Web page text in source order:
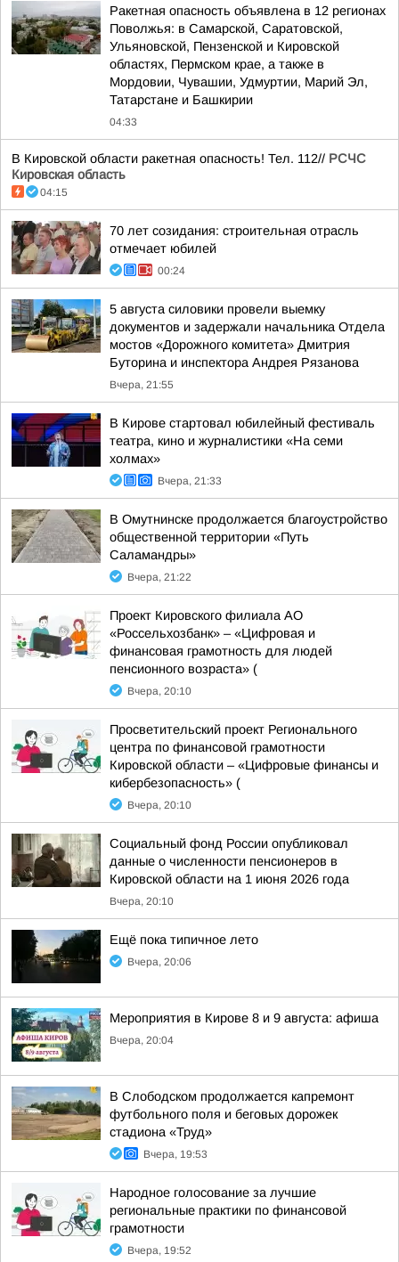
Ракетная опасность объявлена в 12 регионах
Поволжья: в Самарской, Саратовской,
Ульяновской, Пензенской и Кировской
областях, Пермском крае, а также в
Мордовии, Чувашии, Удмуртии, Марий Эл,
Татарстане и Башкирии
04:33
В Кировской области ракетная опасность! Тел. 112// РСЧС
Кировская область
04:15
70 лет созидания: строительная отрасль
отмечает юбилей
00:24
5 августа силовики провели выемку
документов и задержали начальника Отдела
мостов «Дорожного комитета» Дмитрия
Буторина и инспектора Андрея Рязанова
Вчера, 21:55
В Кирове стартовал юбилейный фестиваль
театра, кино и журналистики «На семи
холмах»
Вчера, 21:33
В Омутнинске продолжается благоустройство
общественной территории «Путь
Саламандры»
Вчера, 21:22
Проект Кировского филиала АО
«Россельхозбанк» – «Цифровая и
финансовая грамотность для людей
пенсионного возраста» (
Вчера, 20:10
Просветительский проект Регионального
центра по финансовой грамотности
Кировской области – «Цифровые финансы и
кибербезопасность» (
Вчера, 20:10
Социальный фонд России опубликовал
данные о численности пенсионеров в
Кировской области на 1 июня 2026 года
Вчера, 20:10
Ещё пока типичное лето
Вчера, 20:06
Мероприятия в Кирове 8 и 9 августа: афиша
Вчера, 20:04
В Слободском продолжается капремонт
футбольного поля и беговых дорожек
стадиона «Труд»
Вчера, 19:53
Народное голосование за лучшие
региональные практики по финансовой
грамотности
Вчера, 19:52